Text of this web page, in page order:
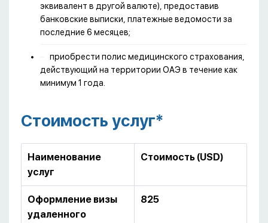
эквивалент в другой валюте), предоставив
банковские выписки, платежные ведомости за
последние 6 месяцев;
приобрести полис медицинского страхования,
действующий на территории ОАЭ в течение как
минимум 1 года.
Стоимость услуг*
Наименование
услуг
Стоимость (USD)
Оформление визы
удаленного
825